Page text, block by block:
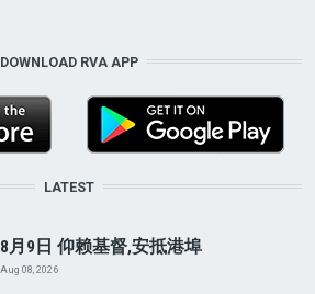
DOWNLOAD RVA APP
LATEST
8月9日 仰赖基督,安抵港埠
Aug 08, 2026